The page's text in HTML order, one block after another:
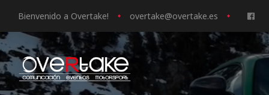
Bienvenido a Overtake! overtake@overtake.es